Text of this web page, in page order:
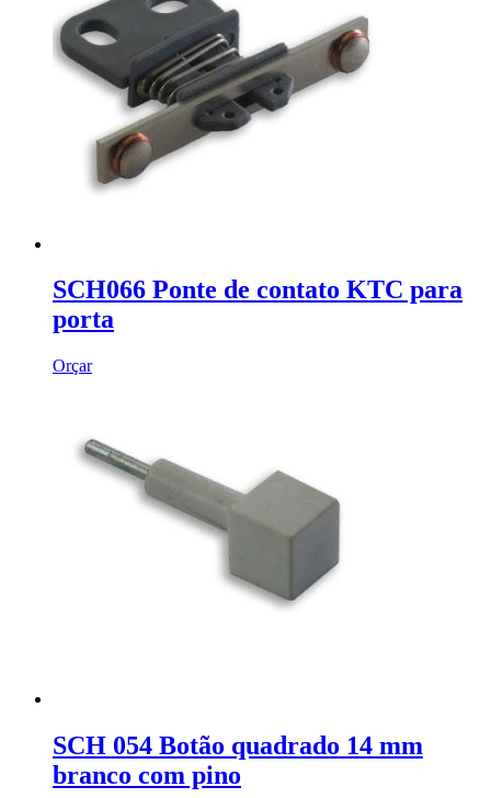
SCH066 Ponte de contato KTC para
porta
Orçar
SCH 054 Botão quadrado 14 mm
branco com pino